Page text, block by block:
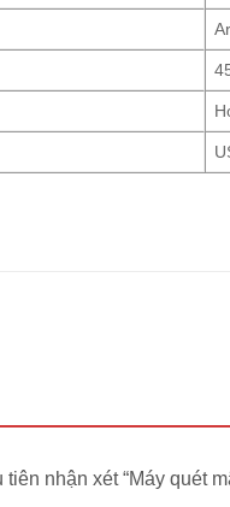
nhận xét “Máy quét